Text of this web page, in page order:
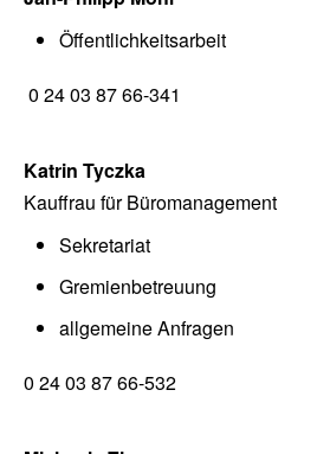
Öffentlichkeitsarbeit
0 24 03 87 66-341
Katrin Tyczka
Kauffrau für Büromanagement
Sekretariat
Gremienbetreuung
allgemeine Anfragen
0 24 03 87 66-532